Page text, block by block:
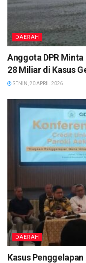
DAERAH
Anggota DPR
28 Miliar di Kasus
SENIN, 20 APRIL 2026
DAERAH
Kasus